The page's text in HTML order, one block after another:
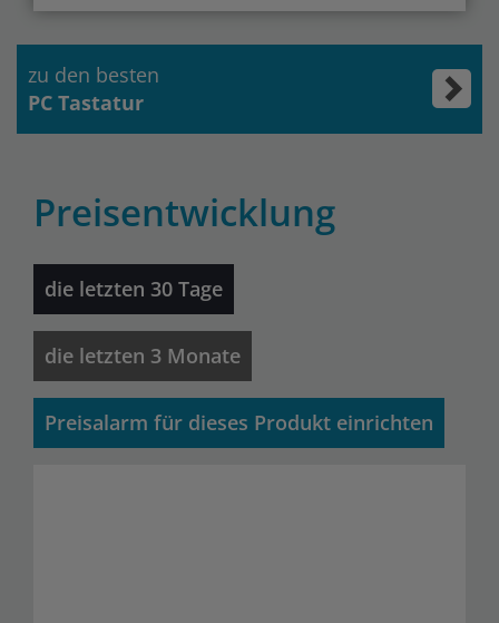
zu den besten
PC Tastatur
Preisentwicklung
die letzten 30 Tage
die letzten 3 Monate
Preisalarm für dieses Produkt einrichten